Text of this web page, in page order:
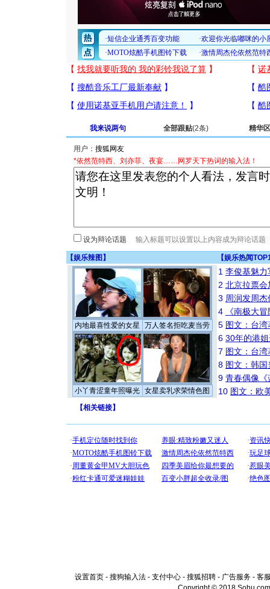
我来说两句 全部跟贴(2条) 精华区
用户：
*依然范特西、刘亦菲、夜宴……网罗天下热词的输入法！
设为辩论话题
【娱乐辣图 】 【娱乐热闻
内地最喜性爱的女星 万人签名拒吃麦当劳
小丫青涩童年照曝光 女星卖乳求荣情色图
1 李俊基魅力
2 北京拉票
3 周润发周
4
《南极大
5 图文：台
6 30年的港
7 图文：台
8 图文：韩
9 青春偶像《
10 图文：欧
【相关链接】
设置首页 - 搜狗输入法 - 支付中心 - 搜狐招聘 - 广告服务 - 客